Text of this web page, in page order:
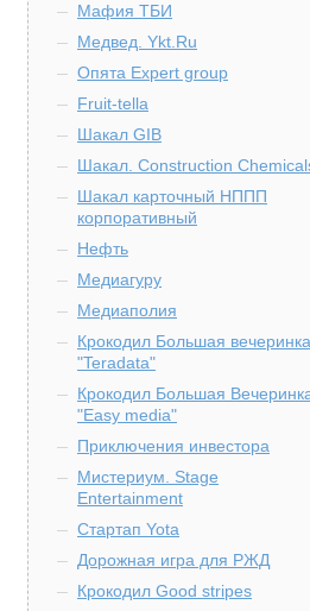
Мафия ТБИ
Медвед. Ykt.Ru
Опята Expert group
Fruit-tella
Шакал GIB
Шакал. Construction
Шакал карточный НППП
корпоративный
Нефть
Медиагуру
Медиаполия
Крокодил Большая вечеринка
"Teradata"
Крокодил Большая
"Easy media"
Приключения инвестора
Мистериум. Stage
Entertainment
Стартап Yota
Дорожная игра для РЖД
Крокодил Good stripes